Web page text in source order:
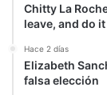
Chitty La
leave, and do
Hace 2 días
Elizabeth
falsa elección